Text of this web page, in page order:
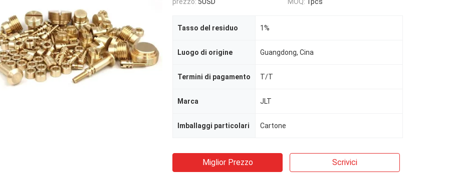
Tasso del residuo 1%
Luogo di origine Guangdong, Cina
Termini di pagamento T/T
Marca JLT
Imballaggi particolari Cartone
Miglior Prezzo Scrivici